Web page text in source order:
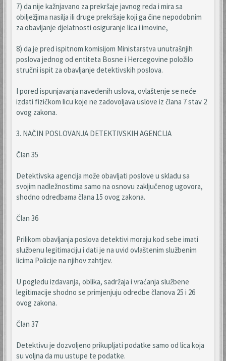
7) da nije kažnjavano za prekršaje javnog reda i mira sa
obilježjima nasilja ili druge prekršaje koji ga čine nepodobnim
za obavljanje djelatnosti osiguranje lica i imovine,
8) da je pred ispitnom komisijom Ministarstva unutrašnjih
poslova jednog od entiteta Bosne i Hercegovine položilo
stručni ispit za obavljanje detektivskih poslova.
I pored ispunjavanja navedenih uslova, ovlaštenje se neće
izdati fizičkom licu koje ne zadovoljava uslove iz člana 7 stav 2
ovog zakona.
3. NAČIN POSLOVANJA DETEKTIVSKIH AGENCIJA
Član 35
Detektivska agencija može obavljati poslove u skladu sa
svojim nadležnostima samo na osnovu zaključenog ugovora,
shodno odredbama člana 15 ovog zakona.
Član 36
Prilikom obavljanja poslova detektivi moraju kod sebe imati
službenu legitimaciju i dati je na uvid ovlaštenim službenim
licima Policije na njihov zahtjev.
U pogledu izdavanja, oblika, sadržaja i vraćanja službene
legitimacije shodno se primjenjuju odredbe članova 25 i 26
ovog zakona.
Član 37
Detektivu je dozvoljeno prikupljati podatke samo od lica koja
su voljna da mu ustupe te podatke.